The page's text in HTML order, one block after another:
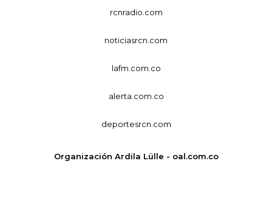
rcnradio.com
noticiasrcn.com
lafm.com.co
alerta.com.co
deportesrcn.com
Organización Ardila Lülle - oal.com.co